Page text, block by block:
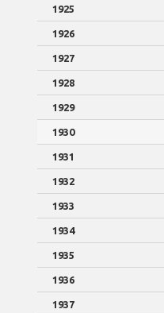
1925
1926
1927
1928
1929
1930
1931
1932
1933
1934
1935
1936
1937